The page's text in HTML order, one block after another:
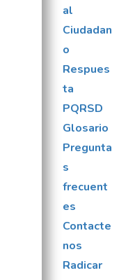
al
Ciudadan
o
Respues
ta
PQRSD
Glosario
Pregunta
s
frecuent
es
Contacte
nos
Radicar